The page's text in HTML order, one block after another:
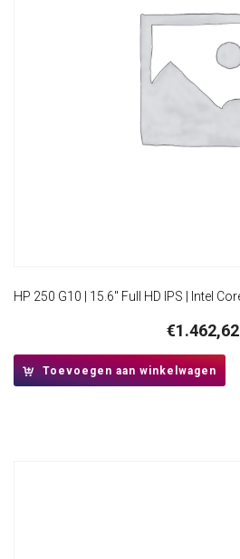
€1.462,62
Toevoegen aan winkelwagen